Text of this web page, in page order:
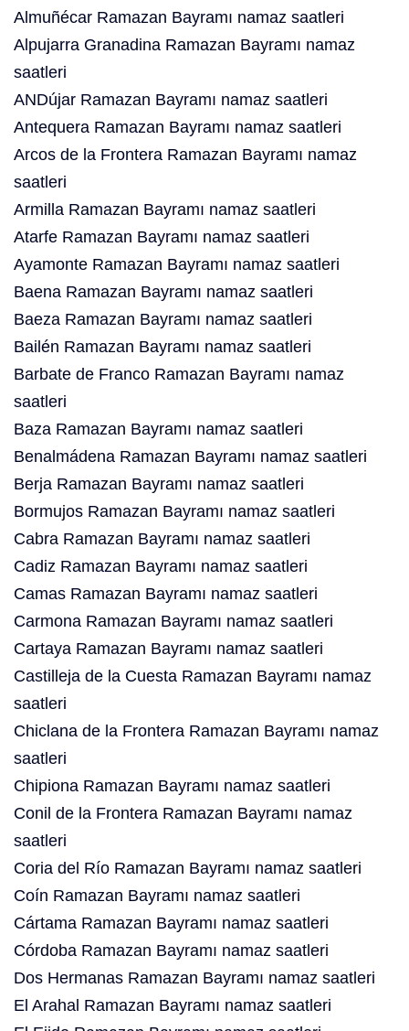
Almuñécar Ramazan Bayramı namaz saatleri
Alpujarra Granadina Ramazan Bayramı namaz
saatleri
ANDújar Ramazan Bayramı namaz saatleri
Antequera Ramazan Bayramı namaz saatleri
Arcos de la Frontera Ramazan Bayramı namaz
saatleri
Armilla Ramazan Bayramı namaz saatleri
Atarfe Ramazan Bayramı namaz saatleri
Ayamonte Ramazan Bayramı namaz saatleri
Baena Ramazan Bayramı namaz saatleri
Baeza Ramazan Bayramı namaz saatleri
Bailén Ramazan Bayramı namaz saatleri
Barbate de Franco Ramazan Bayramı namaz
saatleri
Baza Ramazan Bayramı namaz saatleri
Benalmádena Ramazan Bayramı namaz saatleri
Berja Ramazan Bayramı namaz saatleri
Bormujos Ramazan Bayramı namaz saatleri
Cabra Ramazan Bayramı namaz saatleri
Cadiz Ramazan Bayramı namaz saatleri
Camas Ramazan Bayramı namaz saatleri
Carmona Ramazan Bayramı namaz saatleri
Cartaya Ramazan Bayramı namaz saatleri
Castilleja de la Cuesta Ramazan Bayramı namaz
saatleri
Chiclana de la Frontera Ramazan Bayramı namaz
saatleri
Chipiona Ramazan Bayramı namaz saatleri
Conil de la Frontera Ramazan Bayramı namaz
saatleri
Coria del Río Ramazan Bayramı namaz saatleri
Coín Ramazan Bayramı namaz saatleri
Cártama Ramazan Bayramı namaz saatleri
Córdoba Ramazan Bayramı namaz saatleri
Dos Hermanas Ramazan Bayramı namaz saatleri
El Arahal Ramazan Bayramı namaz saatleri